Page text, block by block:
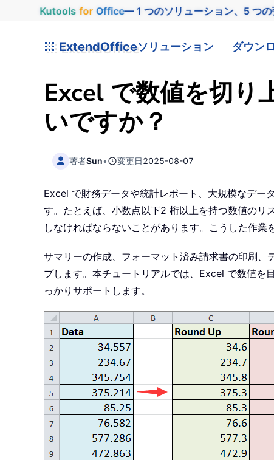
Kutools for Office— 1 つのソリューション、5 つ
ExtendOfficeソリューション ダウン
Excel で数値を切り
いですか？
著者Sun• 変更日2025-08-07
Excel で財務データや統計レポート、大規模なデー
す。たとえば、小数点以下2 桁以上を持つ数値のリ
しなければならないことがあります。こうした作
サマリーの作成、フォーマット済み請求書の印刷
プします。本チュートリアルでは、Excel で数値を
っかりサポートします。